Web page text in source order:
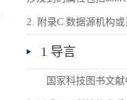
2. 附录C 数据源机构或
1 导言
国家科技图书文